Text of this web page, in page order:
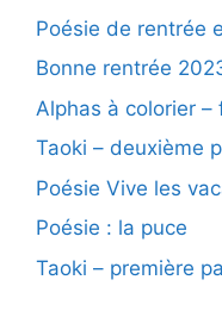
Poésie de rentrée
Bonne rentrée
Alphas à colorier –
Taoki – deuxième
Poésie Vive les
Poésie : la puce
Taoki – première